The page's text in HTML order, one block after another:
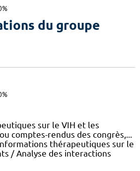
du groupe
sur le VIH et les
comptes-rendus des congrès,...
thérapeutiques sur le
/ Analyse des interactions